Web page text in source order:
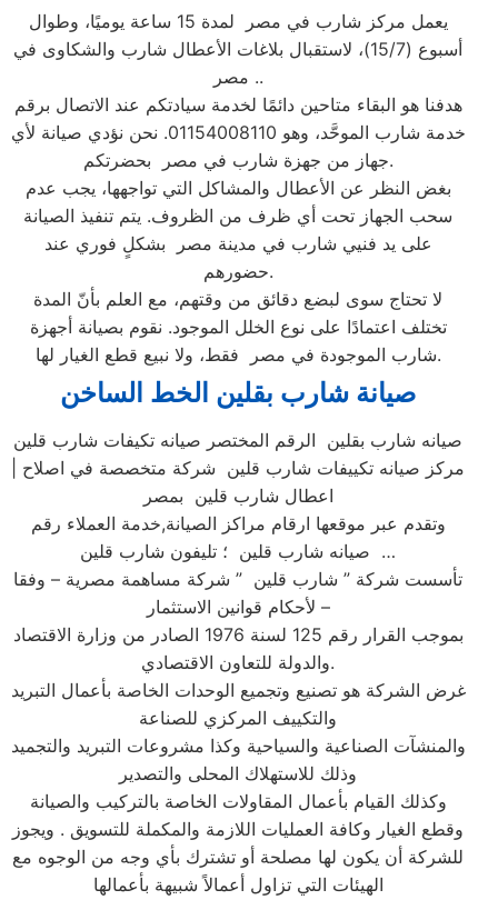
يعمل مركز شارب في مصر لمدة 15 ساعة يوميًا، وطوال
أسبوع (15/7)، لاستقبال بلاغات الأعطال شارب والشكاوى في
مصر ..
هدفنا هو البقاء متاحين دائمًا لخدمة سيادتكم عند الاتصال برقم
خدمة شارب الموحَّد، وهو 01154008110. نحن نؤدي صيانة لأي
جهاز من جهزة شارب في مصر بحضرتكم.
بغض النظر عن الأعطال والمشاكل التي تواجهها، يجب عدم
سحب الجهاز تحت أي ظرف من الظروف. يتم تنفيذ الصيانة
على يد فنيي شارب في مدينة مصر بشكلٍ فوري عند
حضورهم.
لا تحتاج سوى لبضع دقائق من وقتهم، مع العلم بأنّ المدة
تختلف اعتمادًا على نوع الخلل الموجود. نقوم بصيانة أجهزة
شارب الموجودة في مصر فقط، ولا نبيع قطع الغيار لها.
صيانة شارب بقلين الخط الساخن
صيانه شارب بقلين الرقم المختصر صيانه تكيفات شارب قلين
اعطال شارب قلين بمصر
وتقدم عبر موقعها ارقام مراكز الصيانة,خدمة العملاء رقم
صيانه شارب قلين ؛ تليفون شارب قلين …
تأسست شركة ” شارب قلين ” شركة مساهمة مصرية – وفقا
لأحكام قوانين الاستثمار –
بموجب القرار رقم 125 لسنة 1976 الصادر من وزارة الاقتصاد
والدولة للتعاون الاقتصادي.
غرض الشركة هو تصنيع وتجميع الوحدات الخاصة بأعمال التبريد
والتكييف المركزي للصناعة
والمنشآت الصناعية والسياحية وكذا مشروعات التبريد والتجميد
وذلك للاستهلاك المحلى والتصدير
وكذلك القيام بأعمال المقاولات الخاصة بالتركيب والصيانة
وقطع الغيار وكافة العمليات اللازمة والمكملة للتسويق . ويجوز
للشركة أن يكون لها مصلحة أو تشترك بأي وجه من الوجوه مع
الهيئات التي تزاول أعمالاً شبيهة بأعمالها